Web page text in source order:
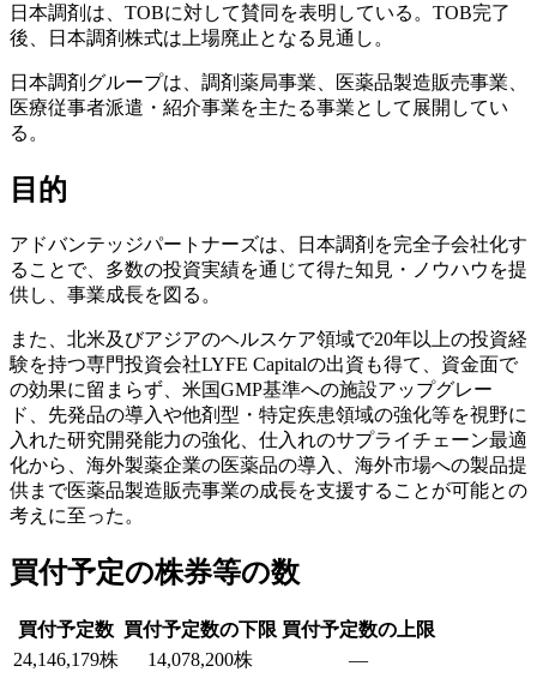
日本調剤は、TOBに対して賛同を表明している。TOB完了
後、日本調剤株式は上場廃止となる見通し。
日本調剤グループは、調剤薬局事業、医薬品製造販売事業、
医療従事者派遣・紹介事業を主たる事業として展開してい
る。
目的
アドバンテッジパートナーズは、日本調剤を完全子会社化す
ることで、多数の投資実績を通じて得た知見・ノウハウを提
供し、事業成長を図る。
また、北米及びアジアのヘルスケア領域で20年以上の投資経
験を持つ専門投資会社LYFE Capitalの出資も得て、資金面で
の効果に留まらず、米国GMP基準への施設アップグレー
ド、先発品の導入や他剤型・特定疾患領域の強化等を視野に
入れた研究開発能力の強化、仕入れのサプライチェーン最適
化から、海外製薬企業の医薬品の導入、海外市場への製品提
供まで医薬品製造販売事業の成長を支援することが可能との
考えに至った。
買付予定の株券等の数
買付予定数 買付予定数の下限 買付予定数の上限
24,146,179株
14,078,200株 ―